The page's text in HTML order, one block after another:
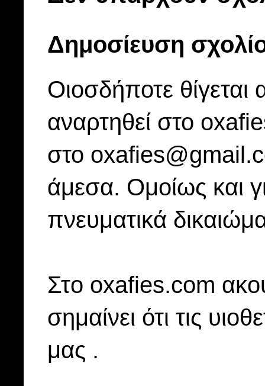
Δημοσίευση
Οιοσδήποτε
αναρτηθεί στο
στο
άμεσα. Ομοίως και
πνευματικά
Στo oxafies.com
σημαίνει ότι τις
μας .